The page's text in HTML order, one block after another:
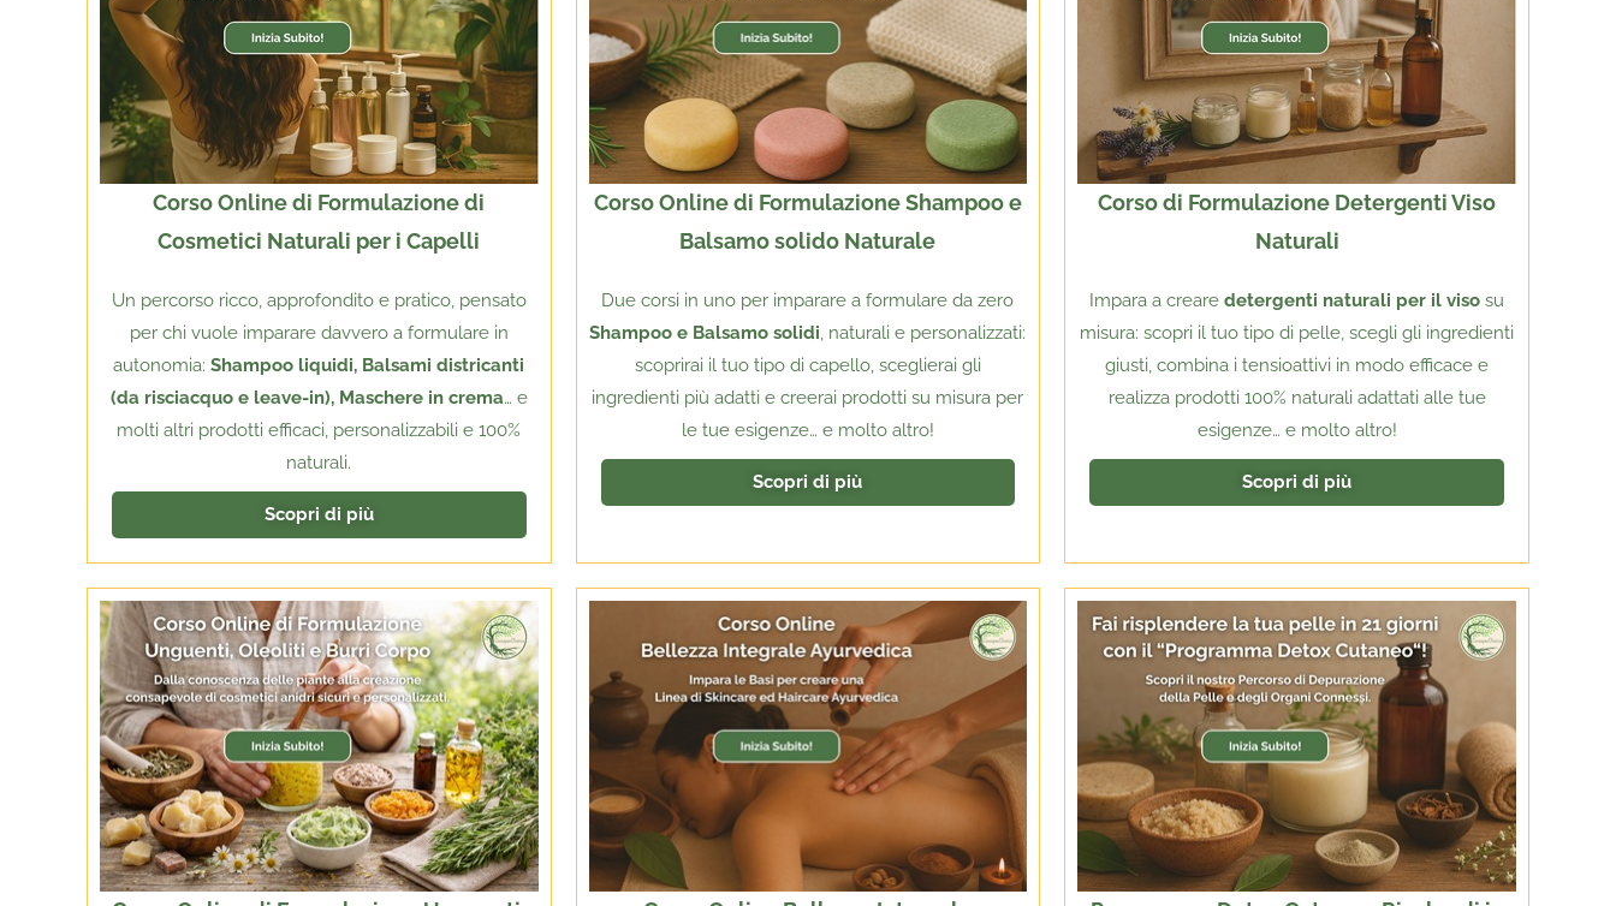
Corso Online di Formulazione di
Cosmetici Naturali per i Capelli
Un percorso ricco, approfondito e pratico, pensato
per chi vuole imparare davvero a formulare in
autonomia:Shampoo liquidi, Balsami districanti
(da risciacquo e leave-in), Maschere in crema… e
molti altri prodotti efficaci, personalizzabili e 100%
naturali.
Scopri di più
Corso Online di Formulazione Shampoo e
Balsamo solido Naturale
Due corsi in uno per imparare a formulare da zero
Shampoo e Balsamo solidi, naturali e personalizzati:
scoprirai il tuo tipo di capello, sceglierai gli
ingredienti più adatti e creerai prodotti su misura per
le tue esigenze… e molto altro!
Scopri di più
Corso di Formulazione Detergenti Viso
Naturali
Impara a crearedetergenti naturali per il viso su
misura: scopri il tuo tipo di pelle, scegli gli ingredienti
giusti, combina i tensioattivi in modo efficace e
realizza prodotti 100% naturali adattati alle tue
esigenze… e molto altro!
Scopri di più